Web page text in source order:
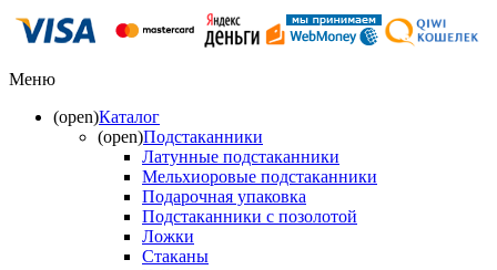
Меню
(open)Каталог
(open)Подстаканники
Латунные подстаканники
Мельхиоровые подстаканники
Подарочная упаковка
Подстаканники с позолотой
Ложки
Стаканы